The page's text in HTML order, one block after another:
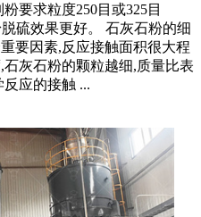
要求粒度250目或325目
脱硫效果更好。 石灰石粉的细
要因素,反应接触面积很大程
灰石粉的颗粒越细,质量比表
应的接触 ...